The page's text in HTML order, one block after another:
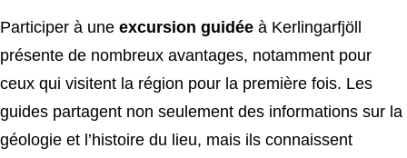
Participer à une excursion guidée à Kerlingarfjöll
présente de nombreux avantages, notamment pour
ceux qui visitent la région pour la première fois. Les
guides partagent non seulement des informations sur la
géologie et l’histoire du lieu, mais ils connaissent